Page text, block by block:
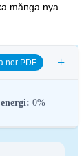
många nya
ner PDF +
0%